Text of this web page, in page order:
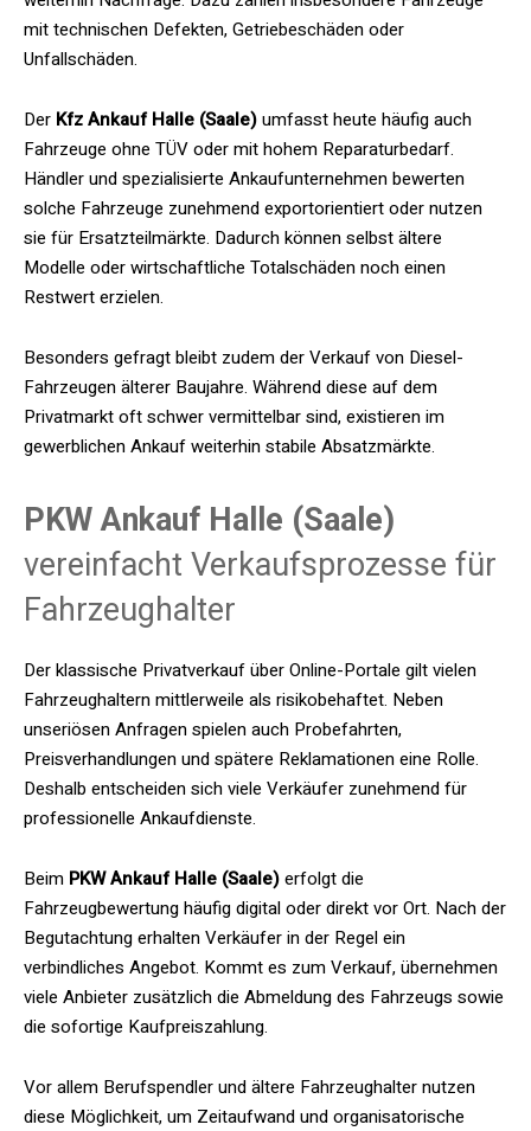
mit technischen Defekten, Getriebeschäden oder
Unfallschäden.
Der Kfz Ankauf Halle (Saale)umfasst heute häufig auch
Fahrzeuge ohne TÜV oder mit hohem Reparaturbedarf.
Händler und spezialisierte Ankaufunternehmen bewerten
solche Fahrzeuge zunehmend exportorientiert oder nutzen
sie für Ersatzteilmärkte. Dadurch können selbst ältere
Modelle oder wirtschaftliche Totalschäden noch einen
Restwert erzielen.
Besonders gefragt bleibt zudem der Verkauf von Diesel-
Fahrzeugen älterer Baujahre. Während diese auf dem
Privatmarkt oft schwer vermittelbar sind, existieren im
gewerblichen Ankauf weiterhin stabile Absatzmärkte.
PKW Ankauf Halle (Saale)
vereinfacht Verkaufsprozesse für
Fahrzeughalter
Der klassische Privatverkauf über Online-Portale gilt vielen
Fahrzeughaltern mittlerweile als risikobehaftet. Neben
unseriösen Anfragen spielen auch Probefahrten,
Preisverhandlungen und spätere Reklamationen eine Rolle.
Deshalb entscheiden sich viele Verkäufer zunehmend für
professionelle Ankaufdienste.
Beim PKW Ankauf Halle (Saale)erfolgt die
Fahrzeugbewertung häufig digital oder direkt vor Ort. Nach der
Begutachtung erhalten Verkäufer in der Regel ein
verbindliches Angebot. Kommt es zum Verkauf, übernehmen
viele Anbieter zusätzlich die Abmeldung des Fahrzeugs sowie
die sofortige Kaufpreiszahlung.
Vor allem Berufspendler und ältere Fahrzeughalter nutzen
diese Möglichkeit, um Zeitaufwand und organisatorische